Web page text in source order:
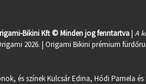
Bikini Kft © Minden jog fenntartva|A
2026. | Origami Bikini prémium
és színek Kulcsár Edina, Hódi Pamela